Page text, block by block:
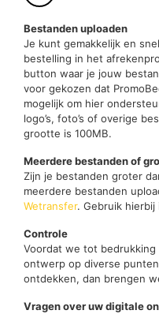
Bestanden uploaden
Je kunt gemakkelijk en
bestelling in het
button waar je jouw
voor gekozen dat
mogelijk om hier
logo’s, foto’s of overige
grootte is 100MB.
Meerdere bestanden of
Zijn je bestanden groter
meerdere bestanden
Wetransfer. Gebruik hierbij
Controle
Voordat we tot
ontwerp op diverse
ontdekken, dan brengen
Vragen over uw digitale